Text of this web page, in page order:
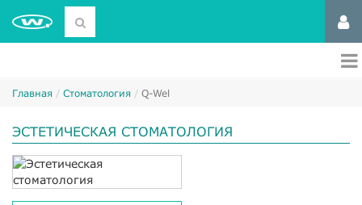
Главная Стоматология Q-Wel
ЭСТЕТИЧЕСКАЯ СТОМАТОЛОГИЯ